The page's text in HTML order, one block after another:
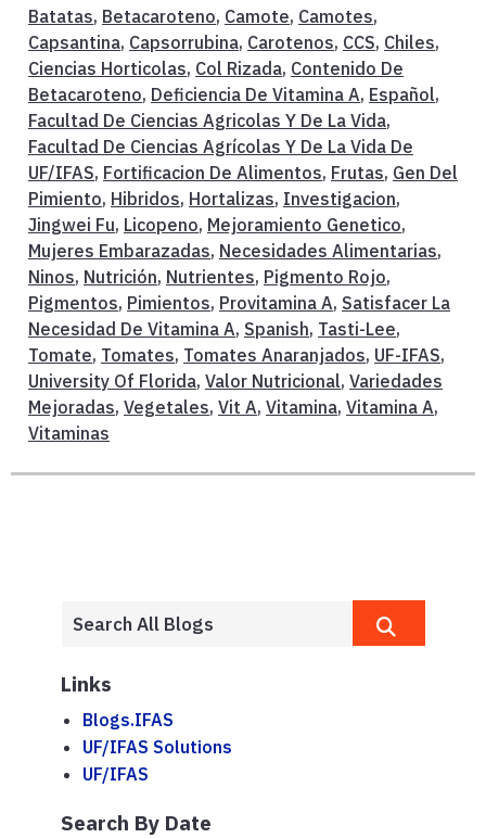
Batatas, Betacaroteno, Camote, Camotes,
Capsantina, Capsorrubina, Carotenos, CCS, Chiles,
Ciencias Horticolas, Col Rizada, Contenido De
Betacaroteno, Deficiencia De Vitamina A, Español,
Facultad De Ciencias Agricolas Y De La Vida,
Facultad De Ciencias Agrícolas Y De La Vida De
UF/IFAS, Fortificacion De Alimentos, Frutas, Gen Del
Pimiento, Hibridos, Hortalizas, Investigacion,
Jingwei Fu, Licopeno, Mejoramiento Genetico,
Mujeres Embarazadas, Necesidades Alimentarias,
Ninos, Nutrición, Nutrientes, Pigmento Rojo,
Pigmentos, Pimientos, Provitamina A, Satisfacer La
Necesidad De Vitamina A, Spanish, Tasti-Lee,
Tomate, Tomates, Tomates Anaranjados, UF-IFAS,
University Of Florida, Valor Nutricional, Variedades
Mejoradas, Vegetales, Vit A, Vitamina, Vitamina A,
Vitaminas
Links
Blogs.IFAS
UF/IFAS Solutions
UF/IFAS
Search By Date